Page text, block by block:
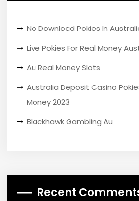
No Download Pokies In
Live Pokies For Real Money
Au Real Money Slots
Australia Deposit Casino
Money 2023
Blackhawk Gambling Au
Recent